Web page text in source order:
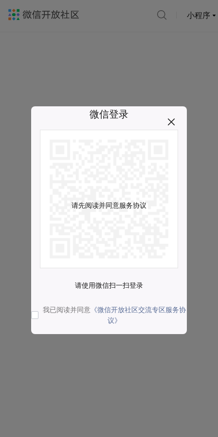
小程序
微信登录
请先阅读并同意服务协议
请使用微信扫一扫登录
我已阅读并同意 《微信开放社区交流专区服务协
议》